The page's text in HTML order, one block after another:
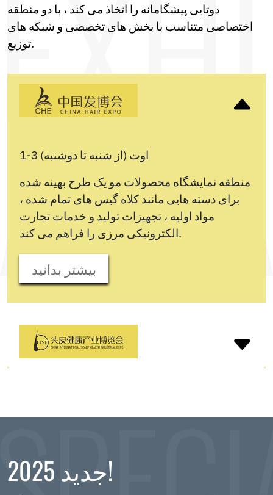
دوتایی پیشگامانه را اتخاذ می کند ، با دو منطقه
اختصاصی متناسب با بخش های تخصصی و شبکه های
توزیع.
1-3 اوت (از شنبه تا دوشنبه)
منطقه نمایشگاه محصولات مو یک طرح بهینه شده
برای دسته هایی مانند کلاه گیس های تمام شده ،
مواد اولیه ، تجهیزات تولید و خدمات تجارت
الکترونیکی مرزی را فراهم می کند.
بیشتر بدانید
2025 جدید!